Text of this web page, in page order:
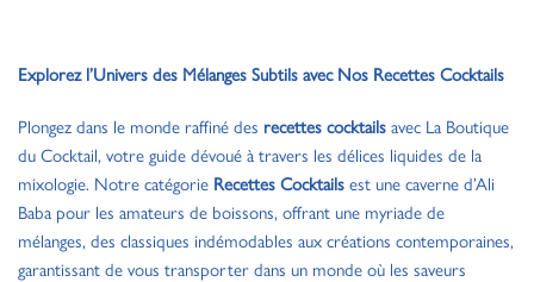
Explorez l’Univers des Mélanges Subtils avec Nos Recettes Cocktails
Plongez dans le monde raffiné des recettes cocktailsavec La Boutique
du Cocktail, votre guide dévoué à travers les délices liquides de la
mixologie. Notre catégorie Recettes Cocktailsest une caverne d’Ali
Baba pour les amateurs de boissons, offrant une myriade de
mélanges, des classiques indémodables aux créations contemporaines,
garantissant de vous transporter dans un monde où les saveurs